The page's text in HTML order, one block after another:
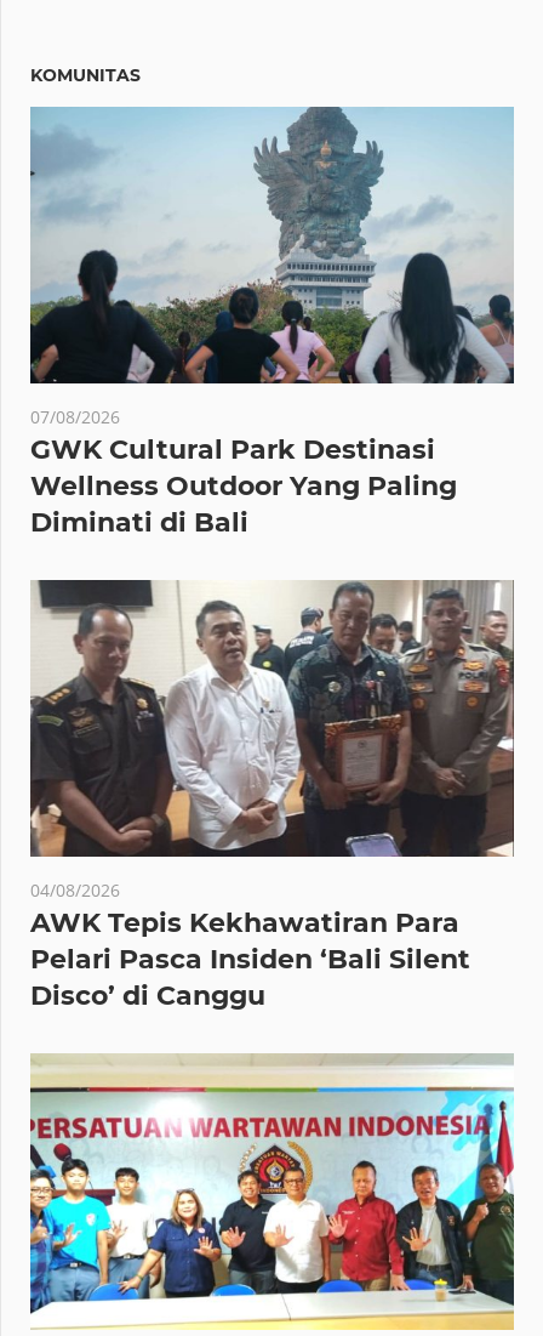
KOMUNITAS
07/08/2026
GWK Cultural Park Destinasi
Wellness Outdoor Yang Paling
Diminati di Bali
04/08/2026
AWK Tepis Kekhawatiran Para
Pelari Pasca Insiden ‘Bali Silent
Disco’ di Canggu